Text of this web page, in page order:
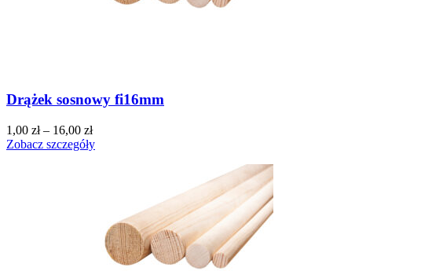
Drążek sosnowy fi16mm
1,00 zł– 16,00 zł
Zobacz szczegóły